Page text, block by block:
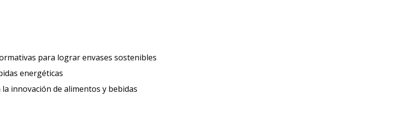
para lograr envases sostenibles
energéticas
innovación de alimentos y bebidas